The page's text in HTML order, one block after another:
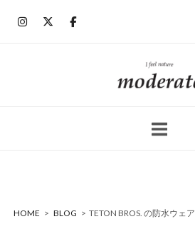
ホ
ー
HOME > BLOG > TETON BROS. の防水ウェア